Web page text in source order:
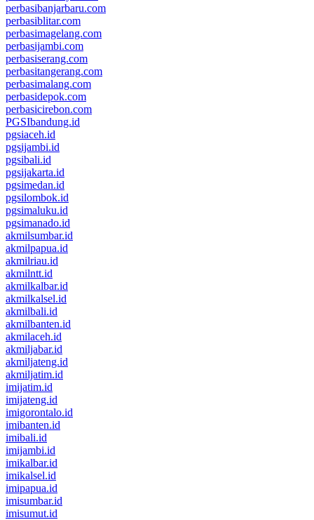
perbasibanjarbaru.com
perbasiblitar.com
perbasimagelang.com
perbasijambi.com
perbasiserang.com
perbasitangerang.com
perbasimalang.com
perbasidepok.com
perbasicirebon.com
PGSIbandung.id
pgsiaceh.id
pgsijambi.id
pgsibali.id
pgsijakarta.id
pgsimedan.id
pgsilombok.id
pgsimaluku.id
pgsimanado.id
akmilsumbar.id
akmilpapua.id
akmilriau.id
akmilntt.id
akmilkalbar.id
akmilkalsel.id
akmilbali.id
akmilbanten.id
akmilaceh.id
akmiljabar.id
akmiljateng.id
akmiljatim.id
imijatim.id
imijateng.id
imigorontalo.id
imibanten.id
imibali.id
imijambi.id
imikalbar.id
imikalsel.id
imipapua.id
imisumbar.id
imisumut.id